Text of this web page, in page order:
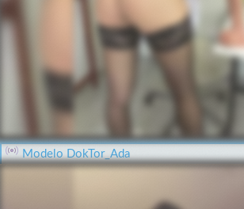
Modelo DokTor_Ada